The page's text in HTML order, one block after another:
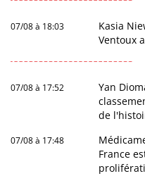
07/08 à 18:03
Kasia
Ventoux
07/08 à 17:52
Yan
de
07/08 à 17:48
France